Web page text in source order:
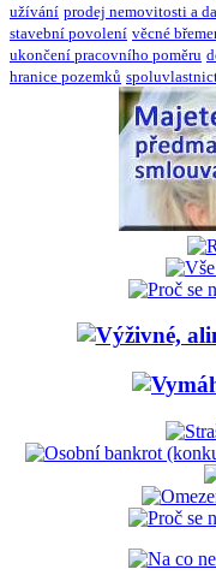
užívání prodej nemovitosti a
stavební povolení věcné
ukončení pracovního poměru
hranice pozemků